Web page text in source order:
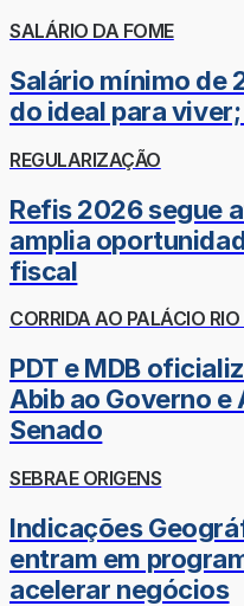
SALÁRIO DA FOME
Salário mínimo de
do ideal para
REGULARIZAÇÃO
Refis 2026 segue
amplia
fiscal
CORRIDA AO PALÁCIO
PDT e MDB
Abib ao Governo e
Senado
SEBRAE ORIGENS
Indicações
entram em
acelerar negócios